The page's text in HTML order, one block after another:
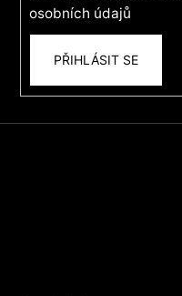
osobních údajů
PŘIHLÁSIT SE